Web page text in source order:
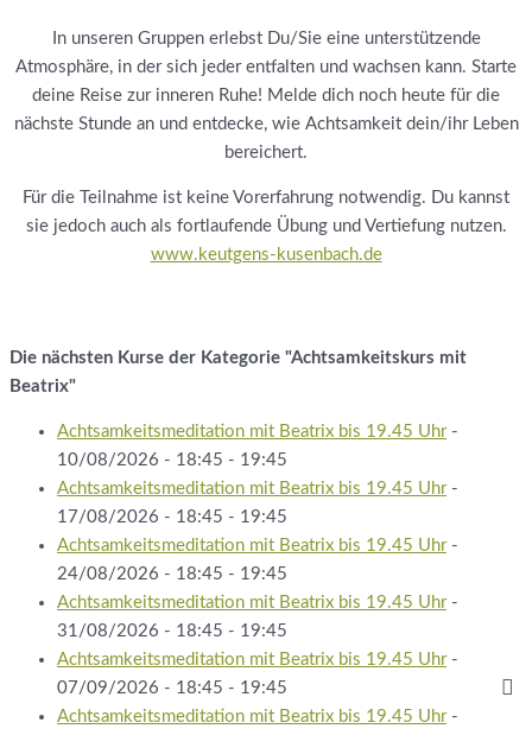
In unseren Gruppen erlebst Du/Sie eine unterstützende
Atmosphäre, in der sich jeder entfalten und wachsen kann. Starte
deine Reise zur inneren Ruhe! Melde dich noch heute für die
nächste Stunde an und entdecke, wie Achtsamkeit dein/ihr Leben
bereichert.
Für die Teilnahme ist keine Vorerfahrung notwendig. Du kannst
sie jedoch auch als fortlaufende Übung und Vertiefung nutzen.
www.keutgens-kusenbach.de
Die nächsten Kurse der Kategorie "Achtsamkeitskurs mit
Beatrix"
Achtsamkeitsmeditation mit Beatrix bis 19.45 Uhr-
10/08/2026 - 18:45 - 19:45
Achtsamkeitsmeditation mit Beatrix bis 19.45 Uhr-
17/08/2026 - 18:45 - 19:45
Achtsamkeitsmeditation mit Beatrix bis 19.45 Uhr-
24/08/2026 - 18:45 - 19:45
Achtsamkeitsmeditation mit Beatrix bis 19.45 Uhr-
31/08/2026 - 18:45 - 19:45
Achtsamkeitsmeditation mit Beatrix bis 19.45 Uhr-
07/09/2026 - 18:45 - 19:45
Achtsamkeitsmeditation mit Beatrix bis 19.45 Uhr-